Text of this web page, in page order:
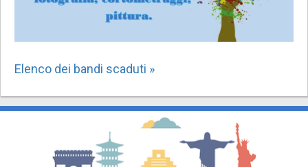
Elenco dei bandi scaduti »